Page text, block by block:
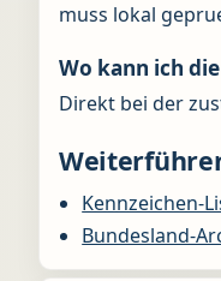
muss lokal
Wo kann ich
Direkt bei der
Kennzeichen-
Bundesland-